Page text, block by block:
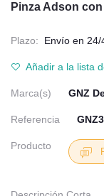
Pinza Adson
Plazo: Envío en
Añadir a la lista
Marca(s) GNZ
Referencia GNZ3
Producto